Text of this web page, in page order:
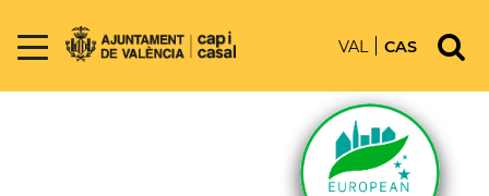
VAL CAS